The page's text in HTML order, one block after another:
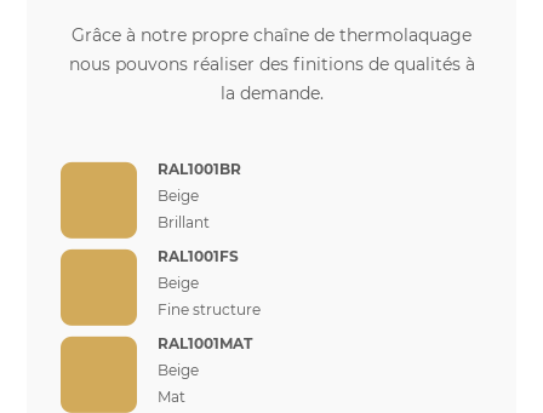
Grâce à notre propre chaîne de thermolaquage
nous pouvons réaliser des finitions de qualités à
la demande.
RAL1001BR
Beige
Brillant
RAL1001FS
Beige
Fine structure
RAL1001MAT
Beige
Mat